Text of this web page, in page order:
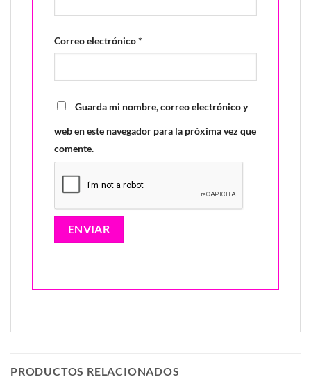
Correo electrónico*
Guarda mi nombre, correo electrónico y
web en este navegador para la próxima vez que
comente.
PRODUCTOS RELACIONADOS